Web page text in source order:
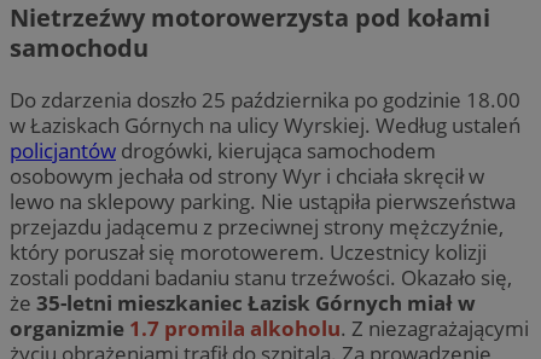
Nietrzeźwy motorowerzysta pod kołami
samochodu
Do zdarzenia doszło 25 października po godzinie 18.00
w Łaziskach Górnych na ulicy Wyrskiej. Według ustaleń
policjantów drogówki, kierująca samochodem
osobowym jechała od strony Wyr i chciała skręcił w
lewo na sklepowy parking. Nie ustąpiła pierwszeństwa
przejazdu jadącemu z przeciwnej strony mężczyźnie,
który poruszał się morotowerem. Uczestnicy kolizji
zostali poddani badaniu stanu trzeźwości. Okazało się,
że 35-letni mieszkaniec Łazisk Górnych miał w
organizmie 1.7 promila alkoholu. Z niezagrażającymi